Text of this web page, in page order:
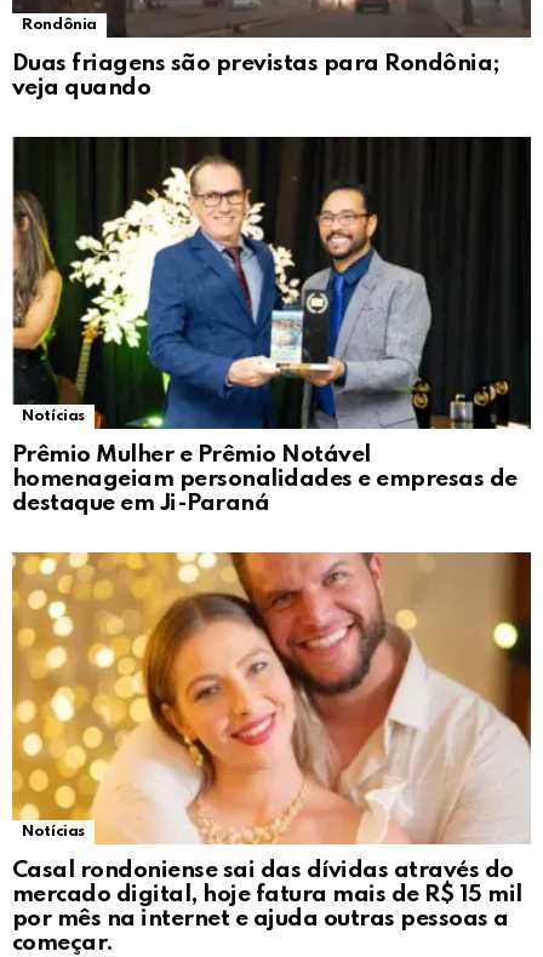
Rondônia
Duas friagens são previstas para Rondônia;
veja quando
Notícias
Prêmio Mulher e Prêmio Notável
homenageiam personalidades e empresas de
destaque em Ji-Paraná
Notícias
Casal rondoniense sai das dívidas através do
mercado digital, hoje fatura mais de R$ 15 mil
por mês na internet e ajuda outras pessoas a
começar.